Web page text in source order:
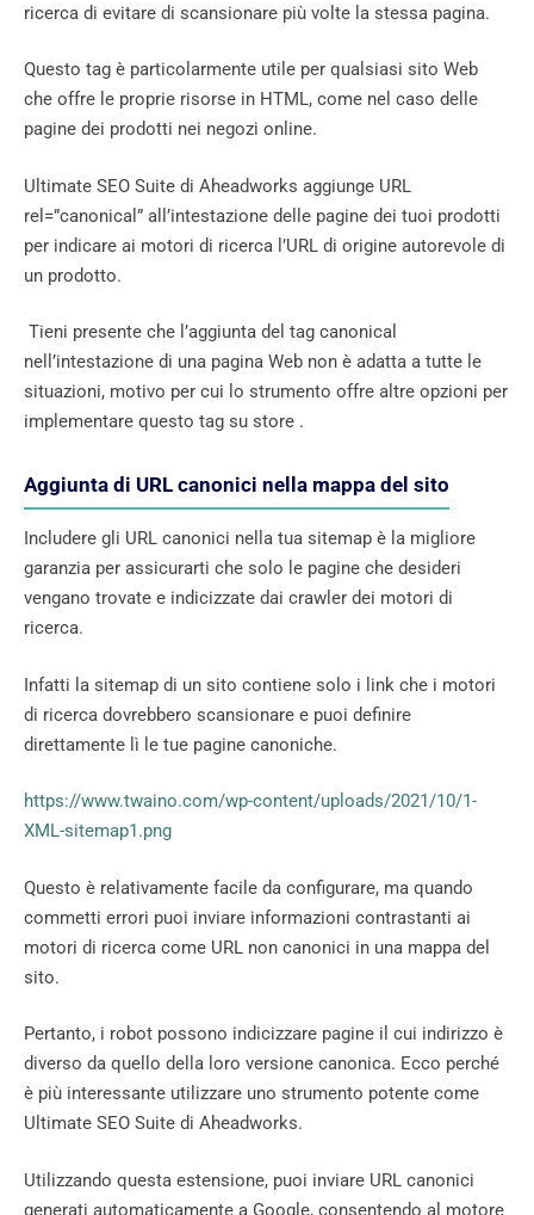
ricerca di evitare di scansionare più volte la stessa pagina.
Questo tag è particolarmente utile per qualsiasi sito Web
che offre le proprie risorse in HTML, come nel caso delle
pagine dei prodotti nei negozi online.
Ultimate SEO Suite di Aheadworks aggiunge URL
rel=”canonical” all’intestazione delle pagine dei tuoi prodotti
per indicare ai motori di ricerca l’URL di origine autorevole di
un prodotto.
Tieni presente che l’aggiunta del tag canonical
nell’intestazione di una pagina Web non è adatta a tutte le
situazioni, motivo per cui lo strumento offre altre opzioni per
implementare questo tag su store .
Aggiunta di URL canonici nella mappa del sito
Includere gli URL canonici nella tua sitemap è la migliore
garanzia per assicurarti che solo le pagine che desideri
vengano trovate e indicizzate dai crawler dei motori di
ricerca.
Infatti la sitemap di un sito contiene solo i link che i motori
di ricerca dovrebbero scansionare e puoi definire
direttamente lì le tue pagine canoniche.
https://www.twaino.com/wp-content/uploads/2021/10/1-
XML-sitemap1.png
Questo è relativamente facile da configurare, ma quando
commetti errori puoi inviare informazioni contrastanti ai
motori di ricerca come URL non canonici in una mappa del
sito.
Pertanto, i robot possono indicizzare pagine il cui indirizzo è
diverso da quello della loro versione canonica. Ecco perché
è più interessante utilizzare uno strumento potente come
Ultimate SEO Suite di Aheadworks.
Utilizzando questa estensione, puoi inviare URL canonici
generati automaticamente a Google, consentendo al motore